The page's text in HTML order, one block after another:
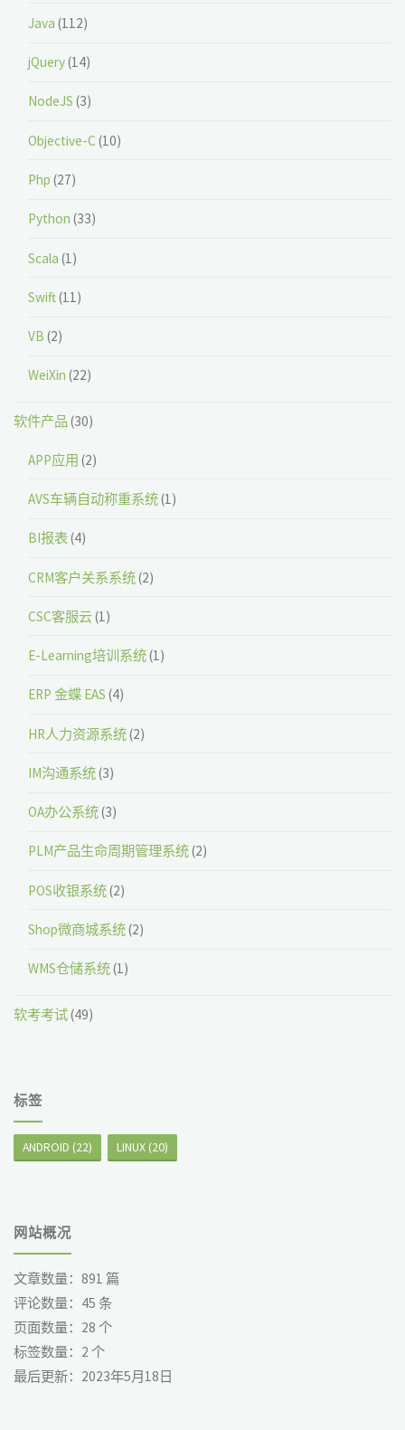
Java (112)
jQuery(14)
NodeJS (3)
Objective-C (10)
Php (27)
Python (33)
Scala (1)
Swift(11)
VB (2)
WeiXin (22)
软件产品(30)
APP应用 (2)
AVS车辆自动称重系统(1)
BI报表(4)
CRM客户关系系统(2)
CSC客服云(1)
E-Learning培训系统(1)
ERP 金蝶 EAS (4)
HR人力资源系统(2)
IM沟通系统(3)
OA办公系统(3)
PLM产品生命周期管理系统(2)
POS收银系统(2)
Shop微商城系统(2)
WMS仓储系统(1)
软考考试(49)
标签
ANDROID (22) LINUX (20)
网站概况
文章数量：891 篇
评论数量： 45 条
页面数量： 28 个
标签数量： 2 个
最后更新： 2023年5月18日